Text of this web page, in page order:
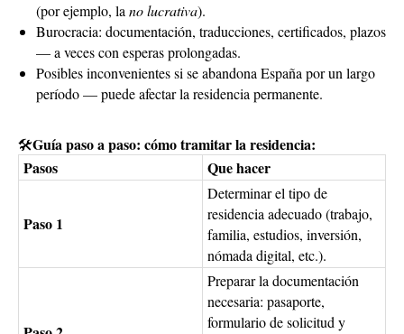
(por ejemplo, la no lucrativa).
Burocracia: documentación, traducciones, certificados, plazos
— a veces con esperas prolongadas.
Posibles inconvenientes si se abandona España por un largo
período — puede afectar la residencia permanente.
🛠Guía paso a paso: cómo tramitar la residencia:
Pasos
Que hacer
Paso 1
Determinar el tipo de
residencia adecuado (trabajo,
familia, estudios, inversión,
nómada digital, etc.).
Preparar la documentación
necesaria: pasaporte,
formulario de solicitud y